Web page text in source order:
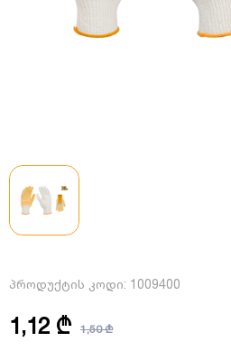
პროდუქტის კოდი: 1009400
1,12 ₾ 1,50 ₾